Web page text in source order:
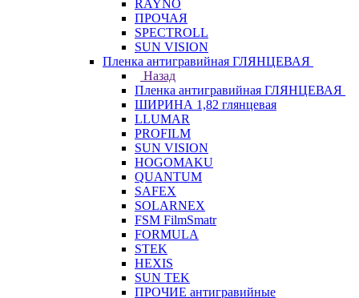
RAYNO
ПРОЧАЯ
SPECTROLL
SUN VISION
Пленка антигравийная ГЛЯНЦЕВАЯ
Назад
Пленка антигравийная ГЛЯНЦЕВАЯ
ШИРИНА 1,82 глянцевая
LLUMAR
PROFILM
SUN VISION
HOGOMAKU
QUANTUM
SAFEX
SOLARNEX
FSM FilmSmatr
FORMULA
STEK
HEXIS
SUN TEK
ПРОЧИЕ антигравийные